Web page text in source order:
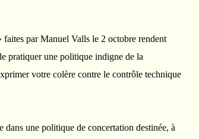
faites par Manuel Valls le 2 octobre rendent
pratiquer une politique indigne de la
votre colère contre le contrôle technique
dans une politique de concertation destinée, à